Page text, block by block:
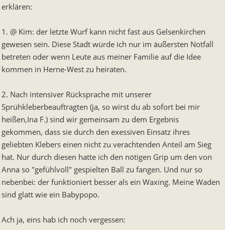
erklären:
1. @ Kim: der letzte Wurf kann nicht fast aus Gelsenkirchen
gewesen sein. Diese Stadt würde ich nur im äußersten Notfall
betreten oder wenn Leute aus meiner Familie auf die Idee
kommen in Herne-West zu heiraten.
2. Nach intensiver Rücksprache mit unserer
Sprühkleberbeauftragten (ja, so wirst du ab sofort bei mir
heißen,Ina F.) sind wir gemeinsam zu dem Ergebnis
gekommen, dass sie durch den exessiven Einsatz ihres
geliebten Klebers einen nicht zu verachtenden Anteil am Sieg
hat. Nur durch diesen hatte ich den nötigen Grip um den von
Anna so "gefühlvoll" gespielten Ball zu fangen. Und nur so
nebenbei: der funktioniert besser als ein Waxing. Meine Waden
sind glatt wie ein Babypopo.
Ach ja, eins hab ich noch vergessen: